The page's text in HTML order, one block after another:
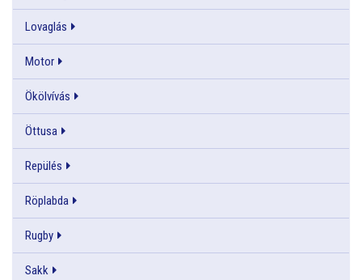
Lovaglás
Motor
Ökölvívás
Öttusa
Repülés
Röplabda
Rugby
Sakk